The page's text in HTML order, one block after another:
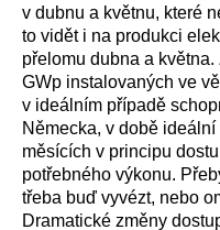
v dubnu a květnu, které
to vidět i na produkci
přelomu dubna a
GWp instalovaných ve
v ideálním případě
Německa, v době
měsících v principu
potřebného výkonu.
třeba buď vyvézt, nebo
Dramatické změny